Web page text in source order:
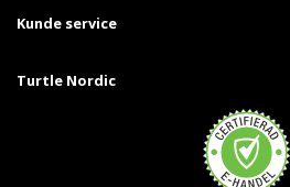
Kunde service
Turtle Nordic